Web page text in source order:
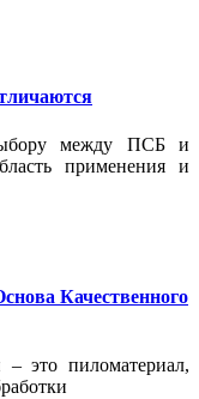
между ПСБ и
применения и
Качественного
это пиломатериал,